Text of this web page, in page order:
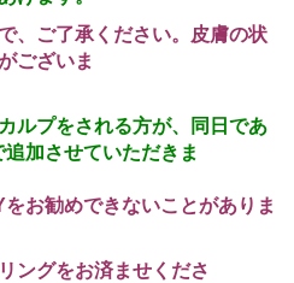
、ご了承ください。皮膚の状
ございま
ルプをされる方が、同日であ
加させていただきま
お勧めできないことがありま
ングをお済ませくださ